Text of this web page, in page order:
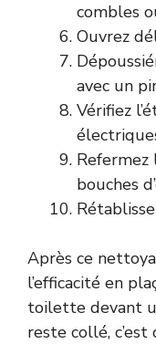
combles
Ouvrez
avec un
Vérifiez
Refermez
bouches
Après ce
l’efficacité en
toilette devant
reste collé,